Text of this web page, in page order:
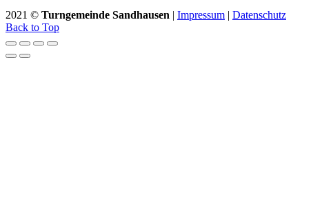
2021 © Turngemeinde Sandhausen | Impressum | Datenschutz
Back to Top